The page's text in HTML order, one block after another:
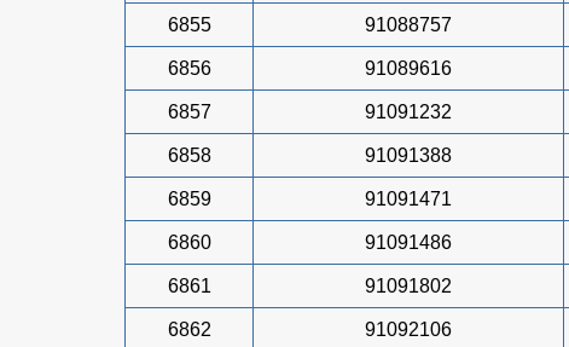
6855 91088757
6856 91089616
6857 91091232
6858 91091388
6859 91091471
6860 91091486
6861 91091802
6862 91092106